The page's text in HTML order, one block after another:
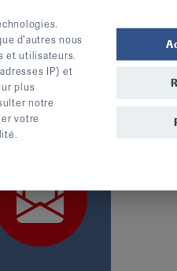
une aide
Zewo , dont elle
d’autres nous
et utilisateurs.
IP) et
plus
notre
votre